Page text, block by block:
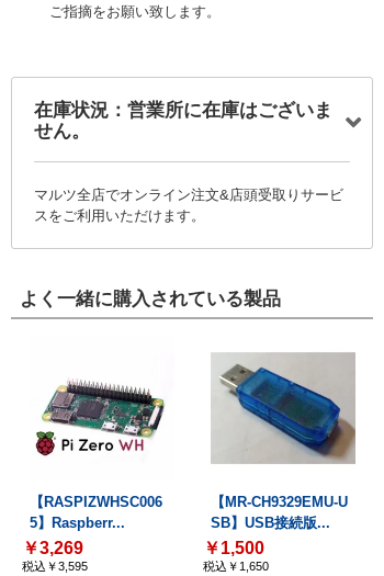
ご指摘をお願い致します。
在庫状況：営業所に在庫はございま
せん。
マルツ全店でオンライン注文&店頭受取りサービ
スをご利用いただけます。
よく一緒に購入されている製品
【RASPIZWHSC006
5】Raspberr...
￥3,269
税込￥3,595
【MR-CH9329EMU-U
SB】USB接続版...
￥1,500
税込￥1,650